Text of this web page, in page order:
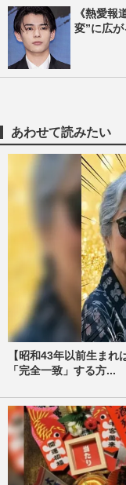
《熱愛
変”に広
あわせて読みたい
【昭和43年以前生ま
「完全一致」する方...